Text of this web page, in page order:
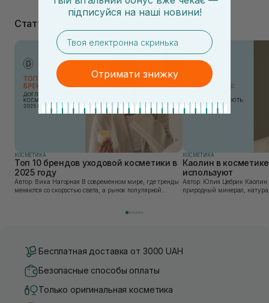
Статті
КОСМЕТИКА
Топ 10 брендов уходовой косметики в
2025 году
Автор: Вика Нагорная В современном мире, где тренды
меняются со скоростью света, а рынок популярной
КОСМЕТИКА
Каолин в
используют
Автор: Юлия Цебрик Каолин в косметологии – это
природный минерал,
Бесплатная доставка от 3000 UAH
Безопасные способы оплаты
Только оригинальная косметика
підписуйся на наші новини!
email
Отримати знижку